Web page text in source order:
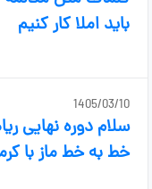
باید املا کار کنیم
1405/03/10
سلام دوره نهایی
خط به خط ماز با